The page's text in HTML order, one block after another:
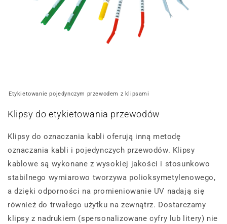
Etykietowanie pojedynczym przewodem z klipsami
Klipsy do etykietowania przewodów
Klipsy do oznaczania kabli oferują inną metodę
oznaczania kabli i pojedynczych przewodów. Klipsy
kablowe są wykonane z wysokiej jakości i stosunkowo
stabilnego wymiarowo tworzywa polioksymetylenowego,
a dzięki odporności na promieniowanie UV nadają się
również do trwałego użytku na zewnątrz. Dostarczamy
klipsy z nadrukiem (spersonalizowane cyfry lub litery) nie